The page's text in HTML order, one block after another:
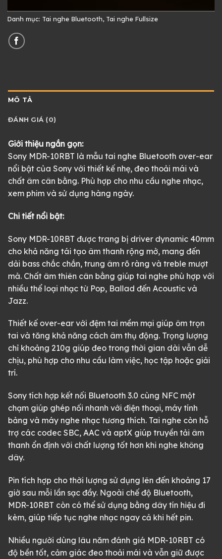
Danh mục: Tai nghe Bluetooth, Tai nghe Fullsize
MÔ TẢ
ĐÁNH GIÁ (0)
Giới thiệu ngắn gọn:
Sony MDR-10RBT là mẫu tai nghe Bluetooth over-ear
nổi bật của Sony với thiết kế nhẹ, đeo thoải mái và
chất âm cân bằng. Phù hợp cho nhu cầu nghe nhạc,
xem phim và sử dụng hàng ngày.
Chi tiết nổi bật:
Sony MDR-10RBT được trang bị driver dynamic 40mm
cho khả năng tái tạo âm thanh rộng mở, mang đến
dải bass chắc chắn, trung âm rõ ràng và treble mượt
mà. Chất âm thiên cân bằng giúp tai nghe phù hợp với
nhiều thể loại nhạc từ Pop, Ballad đến Acoustic và
Jazz.
Thiết kế over-ear với đệm tai mềm mại giúp ôm trọn
tai và tăng khả năng cách âm thụ động. Trọng lượng
chỉ khoảng 210g giúp đeo trong thời gian dài vẫn dễ
chịu, phù hợp cho nhu cầu làm việc, học tập hoặc giải
trí.
Sony tích hợp kết nối Bluetooth 3.0 cùng NFC một
chạm giúp ghép nối nhanh với điện thoại, máy tính
bảng và máy nghe nhạc tương thích. Tai nghe còn hỗ
trợ các codec SBC, AAC và aptX giúp truyền tải âm
thanh ổn định với chất lượng tốt hơn khi nghe không
dây.
Pin tích hợp cho thời lượng sử dụng lên đến khoảng 17
giờ sau mỗi lần sạc đầy. Ngoài chế độ Bluetooth,
MDR-10RBT còn có thể sử dụng bằng dây tín hiệu đi
kèm, giúp tiếp tục nghe nhạc ngay cả khi hết pin.
Nhiều người dùng lâu năm đánh giá MDR-10RBT có
độ bền tốt, cảm giác đeo thoải mái và vẫn giữ được